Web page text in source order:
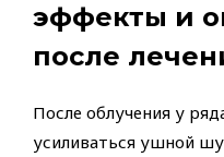
эффекты и
после
После облучения у
усиливаться ушной